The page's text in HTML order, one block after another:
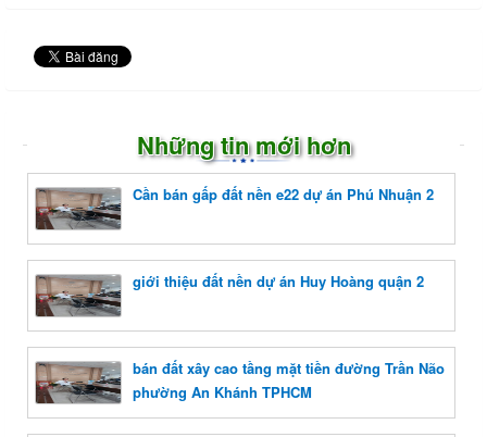
Những tin mới hơn
Cần bán gấp đất nền e22 dự án Phú Nhuận 2
giới thiệu đất nền dự án Huy Hoàng quận 2
bán đất xây cao tầng mặt tiền đường Trần Não
phường An Khánh TPHCM